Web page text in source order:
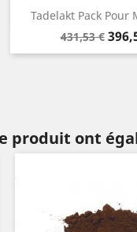
De...
produit ont